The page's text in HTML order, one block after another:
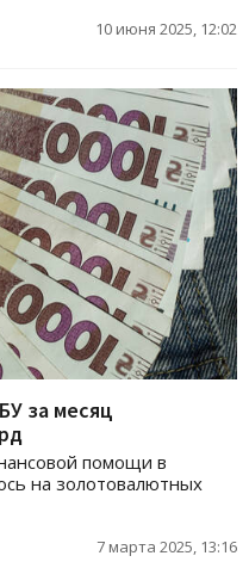
10 июня 2025, 12:02
за месяц
помощи в
на золотовалютных
7 марта 2025, 13:16